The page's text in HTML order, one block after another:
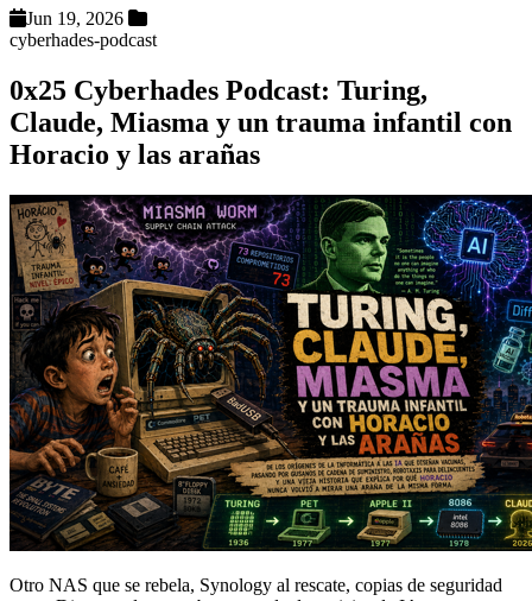
Jun 19, 2026
cyberhades-podcast
0x25 Cyberhades Podcast: Turing,
Claude, Miasma y un trauma infantil con
Horacio y las arañas
Otro NAS que se rebela, Synology al rescate, copias de seguridad